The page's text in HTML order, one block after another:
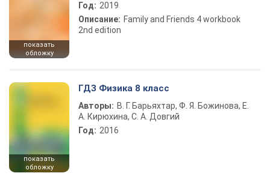
показать
обложку
Год: 2019
Описание: Family and Friends 4 workbook
2nd edition
показать
обложку
ГДЗ Физика 8 класс
Авторы: В. Г. Барьяхтар, Ф. Я. Божинова, Е.
А. Кирюхина, С. А. Довгий
Год: 2016